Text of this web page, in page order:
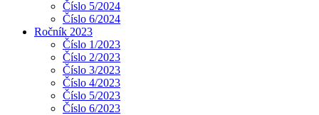
Číslo 5/2024
Číslo 6/2024
Ročník 2023
Číslo 1/2023
Číslo 2/2023
Číslo 3/2023
Číslo 4/2023
Číslo 5/2023
Číslo 6/2023